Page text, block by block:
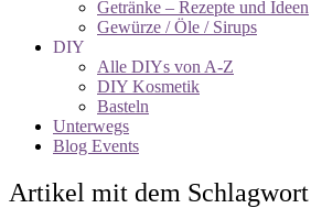
Getränke – Rezepte und Ideen
Gewürze / Öle / Sirups
DIY
Alle DIYs von A-Z
DIY Kosmetik
Basteln
Unterwegs
Blog Events
Artikel mit dem Schlagwort